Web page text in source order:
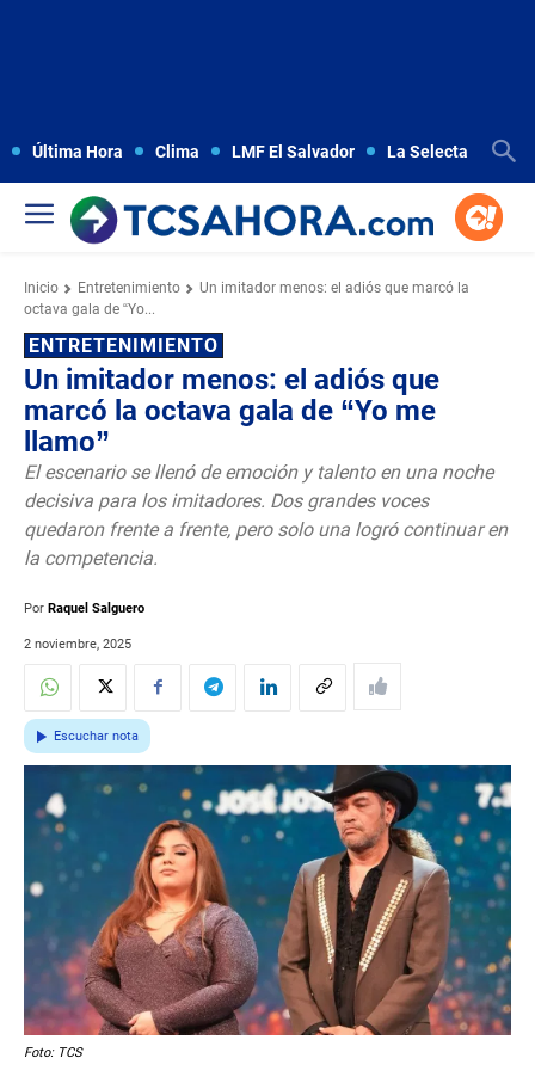
Última Hora Clima LMF El Salvador La Selecta
Inicio Entretenimiento
Un imitador menos: el adiós que marcó la
octava gala de “Yo...
ENTRETENIMIENTO
Un imitador menos: el adiós que
marcó la octava gala de “Yo me
llamo”
El escenario se llenó de emoción y talento en una noche
decisiva para los imitadores. Dos grandes voces
quedaron frente a frente, pero solo una logró continuar en
la competencia.
Por Raquel Salguero
2 noviembre, 2025
Escuchar nota
Foto: TCS